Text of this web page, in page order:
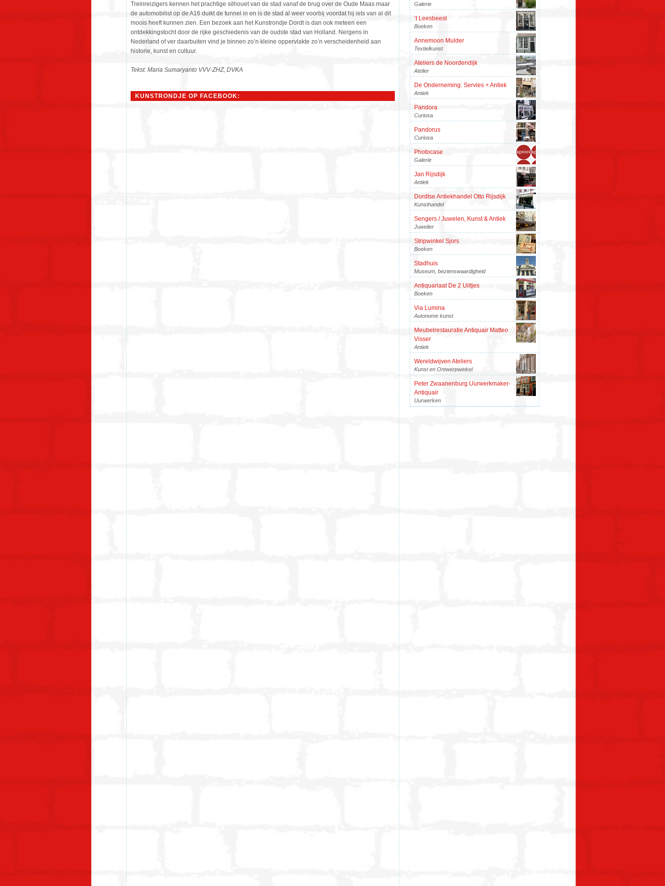
Treinreizigers kennen het prachtige silhouet van de stad vanaf de brug over de Oude Maas maar
de automobilist op de A16 duikt de tunnel in en is de stad al weer voorbij voordat hij iets van al dit
moois heeft kunnen zien. Een bezoek aan het Kunstrondje Dordt is dan ook meteen een
ontdekkingstocht door de rijke geschiedenis van de oudste stad van Holland. Nergens in
Nederland of ver daarbuiten vind je binnen zo’n kleine oppervlakte zo’n verscheidenheid aan
historie, kunst en cultuur.
Tekst: Maria Sumaryanto VVV-ZHZ, DVKA
KUNSTRONDJE OP FACEBOOK:
Galerie
‘t Leesbeest
Boeken
Annemoon Mulder
Textielkunst
Ateliers de Noordendijk
Atelier
De Onderneming: Servies + Antiek
Antiek
Pandora
Curiosa
Pandorus
Curiosa
Photocase
Galerie
Jan Rijsdijk
Antiek
Dordtse Antiekhandel Otto Rijsdijk
Kunsthandel
Sengers / Juwelen, Kunst & Antiek
Juwelier
Stripwinkel Sjors
Boeken
Stadhuis
Museum, bezienswaardigheid
Antiquariaat De 2 Uiltjes
Boeken
Via Lumina
Autonome kunst
Meubelrestauratie Antiquair Matteo
Visser
Antiek
Wereldwijven Ateliers
Kunst en Ontwerpwinkel
Peter Zwaanenburg Uurwerkmaker-
Antiquair
Uurwerken